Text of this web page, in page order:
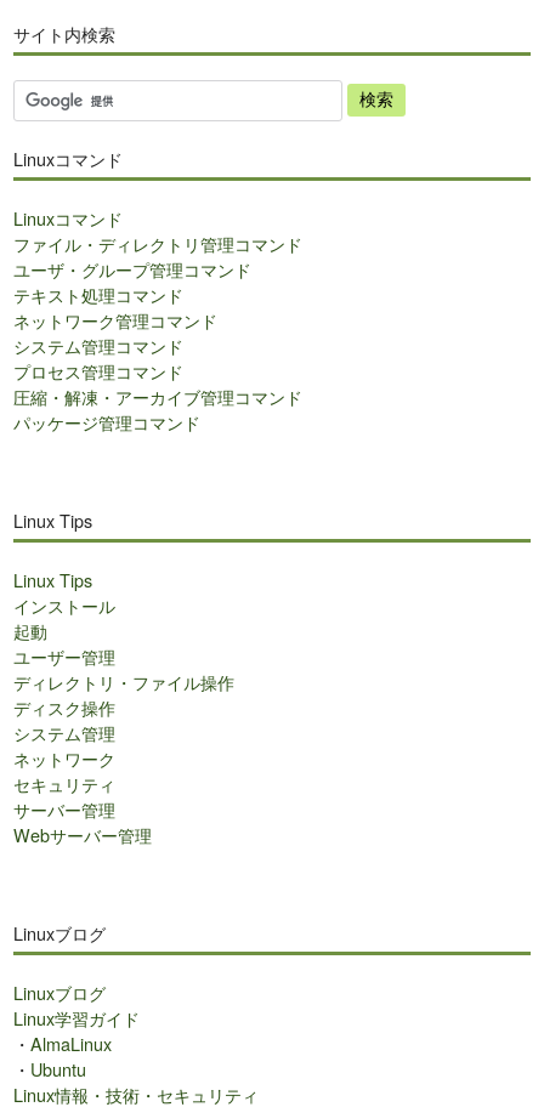
サイト内検索
サ
イ
内
索
Linuxコマンド
Linuxコマンド
ファイル・ディレクトリ管理コマンド
ユーザ・グループ管理コマンド
テキスト処理コマンド
ネットワーク管理コマンド
システム管理コマンド
プロセス管理コマンド
圧縮・解凍・アーカイブ管理コマンド
パッケージ管理コマンド
Linux Tips
Linux Tips
インストール
起動
ユーザー管理
ディレクトリ・ファイル操作
ディスク操作
システム管理
ネットワーク
セキュリティ
サーバー管理
Webサーバー管理
Linuxブログ
Linuxブログ
Linux学習ガイド
・AlmaLinux
・ Ubuntu
Linux情報・技術・セキュリティ